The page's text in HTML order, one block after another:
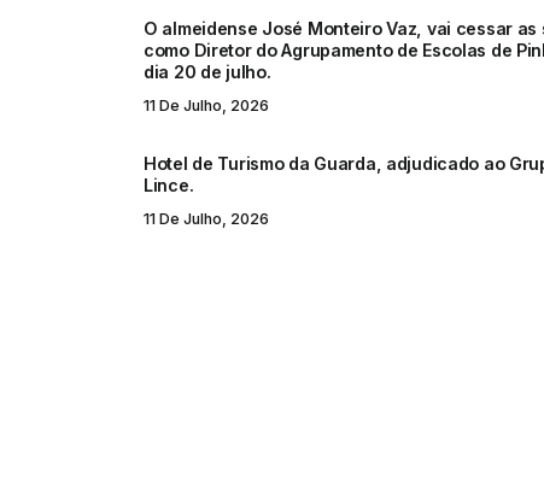
O almeidense José Monteiro Vaz, vai cessar
como Diretor do Agrupamento de Escolas de
dia 20 de julho.
11 De Julho, 2026
Hotel de Turismo da Guarda, adjudicado ao
Lince.
11 De Julho, 2026